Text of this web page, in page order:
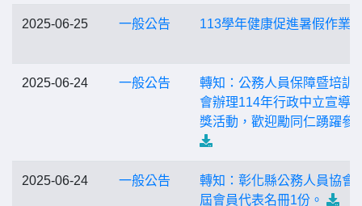
2025-06-25 一般公告 113學年健康促進暑假作業
2025-06-24 一般公告
轉知：公務人員保障暨培訓
會辦理114年行政中立宣導
獎活動，歡迎勵同仁踴躍參
2025-06-24 一般公告
轉知：彰化縣公務人員協會
屆會員代表名冊1份。